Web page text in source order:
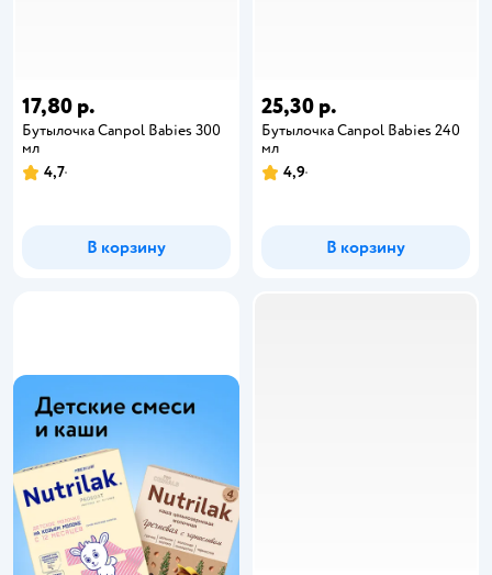
17,80 р.
Бутылочка Canpol Babies 300
мл
4,7
В корзину
25,30 р.
Бутылочка Canpol Babies 240
мл
4,9
В корзину